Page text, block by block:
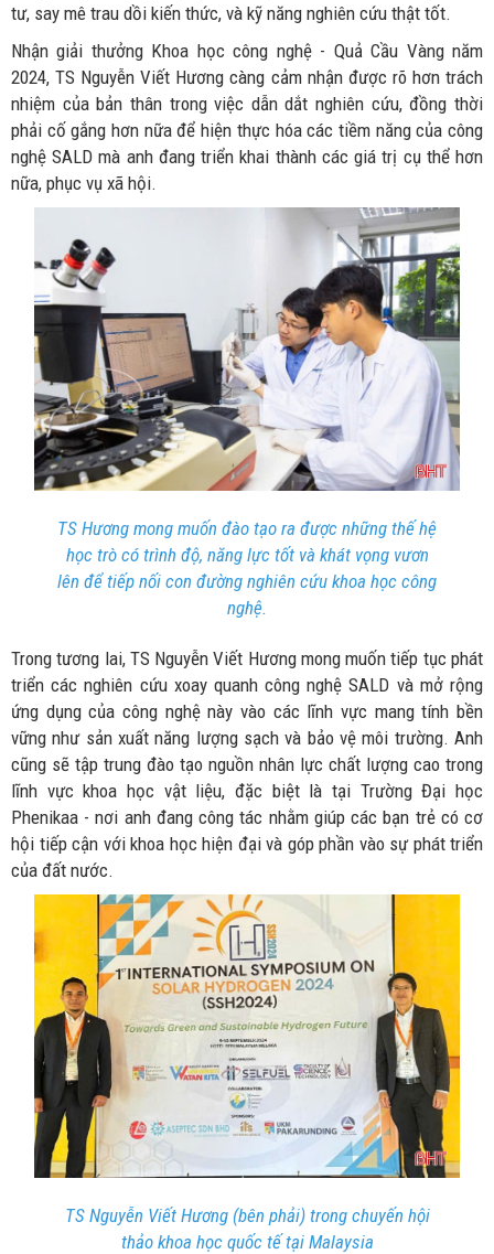
tư, say mê trau dồi kiến thức, và kỹ năng nghiên cứu thật tốt.
Nhận giải thưởng Khoa học công nghệ - Quả Cầu Vàng năm
2024, TS Nguyễn Viết Hương càng cảm nhận được rõ hơn trách
nhiệm của bản thân trong việc dẫn dắt nghiên cứu, đồng thời
phải cố gắng hơn nữa để hiện thực hóa các tiềm năng của công
nghệ SALD mà anh đang triển khai thành các giá trị cụ thể hơn
nữa, phục vụ xã hội.
TS Hương mong muốn đào tạo ra được những thế hệ
học trò có trình độ, năng lực tốt và khát vọng vươn
lên để tiếp nối con đường nghiên cứu khoa học công
nghệ.
Trong tương lai, TS Nguyễn Viết Hương mong muốn tiếp tục phát
triển các nghiên cứu xoay quanh công nghệ SALD và mở rộng
ứng dụng của công nghệ này vào các lĩnh vực mang tính bền
vững như sản xuất năng lượng sạch và bảo vệ môi trường. Anh
cũng sẽ tập trung đào tạo nguồn nhân lực chất lượng cao trong
lĩnh vực khoa học vật liệu, đặc biệt là tại Trường Đại học
Phenikaa - nơi anh đang công tác nhằm giúp các bạn trẻ có cơ
hội tiếp cận với khoa học hiện đại và góp phần vào sự phát triển
của đất nước.
TS Nguyễn Viết Hương (bên phải) trong chuyến hội
thảo khoa học quốc tế tại Malaysia